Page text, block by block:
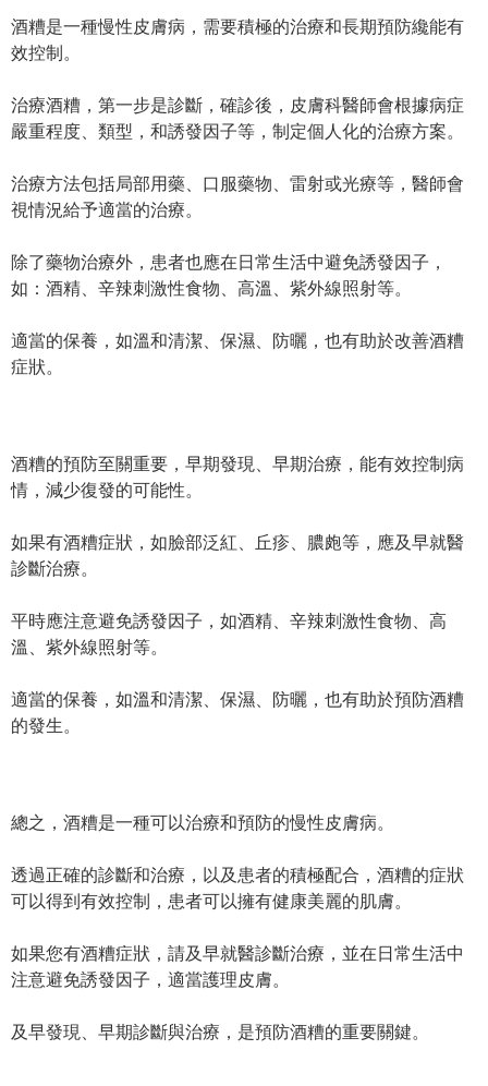
酒糟是一種慢性皮膚病，需要積極的治療和長期預防纔能有
效控制。
治療酒糟，第一步是診斷，確診後，皮膚科醫師會根據病症
嚴重程度、類型，和誘發因子等，制定個人化的治療方案。
治療方法包括局部用藥、口服藥物、雷射或光療等，醫師會
視情況給予適當的治療。
除了藥物治療外，患者也應在日常生活中避免誘發因子，
如：酒精、辛辣刺激性食物、高溫、紫外線照射等。
適當的保養，如溫和清潔、保濕、防曬，也有助於改善酒糟
症狀。
酒糟的預防至關重要，早期發現、早期治療，能有效控制病
情，減少復發的可能性。
如果有酒糟症狀，如臉部泛紅、丘疹、膿皰等，應及早就醫
診斷治療。
平時應注意避免誘發因子，如酒精、辛辣刺激性食物、高
溫、紫外線照射等。
適當的保養，如溫和清潔、保濕、防曬，也有助於預防酒糟
的發生。
總之，酒糟是一種可以治療和預防的慢性皮膚病。
透過正確的診斷和治療，以及患者的積極配合，酒糟的症狀
可以得到有效控制，患者可以擁有健康美麗的肌膚。
如果您有酒糟症狀，請及早就醫診斷治療，並在日常生活中
注意避免誘發因子，適當護理皮膚。
及早發現、早期診斷與治療，是預防酒糟的重要關鍵。